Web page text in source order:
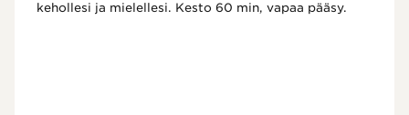
kehollesi ja mielellesi. Kesto 60 min, vapaa pääsy.